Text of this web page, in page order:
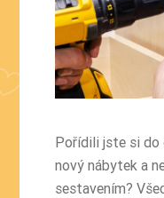
Pořídili jste si do
nový nábytek a
sestavením?